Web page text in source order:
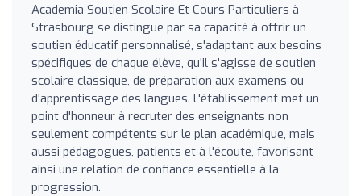
Academia Soutien Scolaire Et Cours Particuliers à
Strasbourg se distingue par sa capacité à offrir un
soutien éducatif personnalisé, s'adaptant aux besoins
spécifiques de chaque élève, qu'il s'agisse de soutien
scolaire classique, de préparation aux examens ou
d'apprentissage des langues. L'établissement met un
point d'honneur à recruter des enseignants non
seulement compétents sur le plan académique, mais
aussi pédagogues, patients et à l'écoute, favorisant
ainsi une relation de confiance essentielle à la
progression.